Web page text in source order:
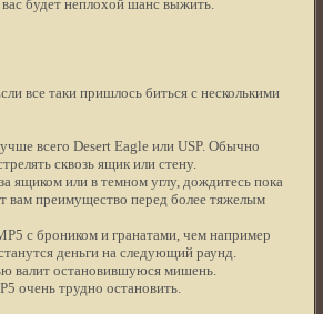
будет неплохой шанс выжить.
все таки пришлось биться с несколькими
всего Desert Eagle или USP. Обычно
сквозь ящик или стену.
ящиком или в темном углу, дождитесь пока
вам преимущество перед более тяжелым
с броником и гранатами, чем например
деньги на следующий раунд.
валит остановившуюся мишень.
очень трудно остановить.